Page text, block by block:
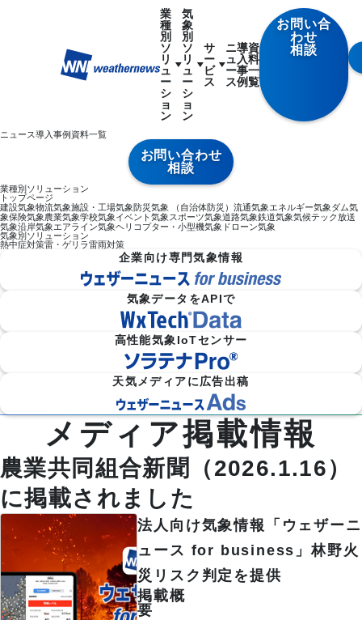
業
種
別
ソ
リ
ュ
ー
シ
ョ
ン
設
気
象
流
気
象
施
設・
工場
流
通
気
象
エ
ル
ー
気
象
ダム
気象
保険
気
象
別
ソ
リ
ュ
ー
シ
ョ
ン
熱中症対
策
雷・ゲリ
ラ雷雨対
策
サ
ー
ビ
ス
企業向け専門気象情報 気象データをAPIで
ニ
ュ
ー
ス
導
入
事
例
資
料
一
覧
お問い合
わせ
相談
ニュース導入事例資料一覧
お問い合わせ
相談
業種別ソリューション
トップページ
建設気象物流気象施設・工場気象防災気象 （自治体防災） 流通気象エネルギー気象ダム気
象保険気象農業気象学校気象イベント気象スポーツ気象道路気象鉄道気象気候テック放送
気象沿岸気象エアライン気象ヘリコプター・小型機気象 ドローン気象
気象別ソリューション
熱中症対策雷・ゲリラ雷雨対策
企業向け専門気象情報
気象データをAPIで
高性能気象IoTセンサー
天気メディアに広告出稿
メディア掲載情報
農業共同組合新聞（2026.1.16）
に掲載されました
法人向け気象情報「ウェザーニ
ュース for business」林野火
災リスク判定を提供
掲載概
要